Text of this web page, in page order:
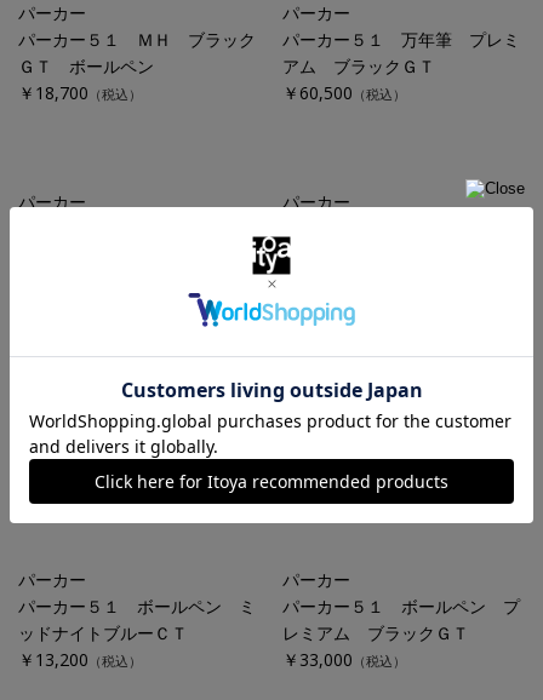
パーカー
パーカー５１ ＭＨ ブラック
ＧＴ ボールペン
￥18,700 （税込）
パーカー
パーカー５１ 万年筆 プレミ
アム ブラックＧＴ
￥60,500 （税込）
パーカー
パーカー
万年筆 Ｆ（細字）
￥18,700
パーカー５１ ミッドナイトブ
ルーＣＴ 万年筆 Ｆ（細字）
￥18,700
（税込）
パーカー
パーカー５１ ボールペン ブ
￥13,200
（税込）
パーカー
パーカー５１ ボールペン ミ
ッドナイトブルーＣＴ
￥13,200 （税込）
パーカー
パーカー５１ ボールペン プ
レミアム ブラックＧＴ
￥33,000 （税込）